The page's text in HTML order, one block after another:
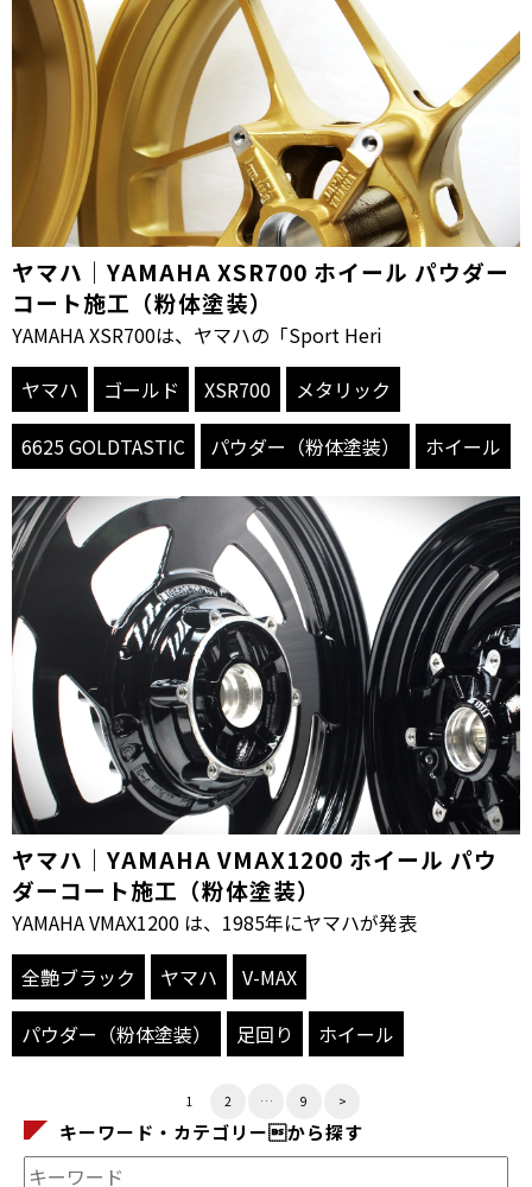
ヤマハ｜YAMAHA XSR700 ホイール パウダー
コート施工（粉体塗装）
YAMAHA XSR700は、ヤマハの「Sport Heri
ヤマハ
ゴールド XSR700
メタリック
6625 GOLDTASTIC
パウダー（粉体塗装） ホイール
ヤマハ｜YAMAHA VMAX1200 ホイール パウ
ダーコート施工（粉体塗装）
YAMAHA VMAX1200 は、1985年にヤマハが発表
全艶ブラック
ヤマハ
V-MAX
パウダー（粉体塗装）
足回り ホイール
1 2 … 9 >
キーワード・カテゴリーから探す